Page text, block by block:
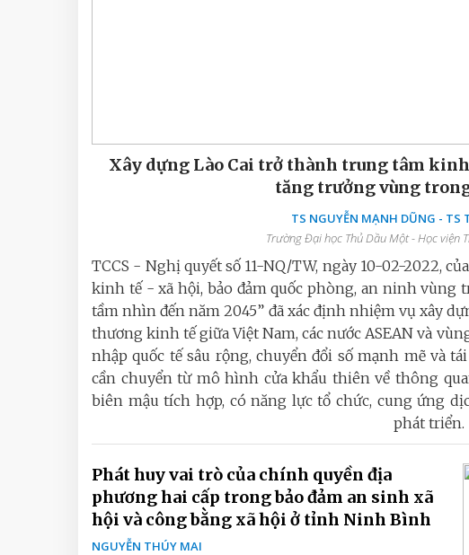
Xây dựng Lào Cai trở thành trung tâm
tăng trưởng vùng
TS NGUYỄN MẠNH DŨNG - TS
Trường Đại học Thủ Dầu Một - Học viện
TCCS - Nghị quyết số 11-NQ/TW, ngày 10-02-2022,
kinh tế - xã hội, bảo đảm quốc phòng, an ninh vùng
tầm nhìn đến năm 2045” đã xác định nhiệm vụ xây
thương kinh tế giữa Việt Nam, các nước ASEAN và
nhập quốc tế sâu rộng, chuyển đổi số mạnh mẽ và
cần chuyển từ mô hình cửa khẩu thiên về thông
biên mậu tích hợp, có năng lực tổ chức, cung ứng
phát triển.
Phát huy vai trò của chính quyền địa
phương hai cấp trong bảo đảm an sinh xã
hội và công bằng xã hội ở tỉnh Ninh Bình
NGUYỄN THÚY MAI